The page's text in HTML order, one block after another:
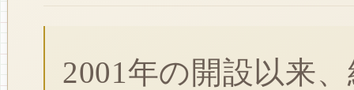
2001年の開設以来